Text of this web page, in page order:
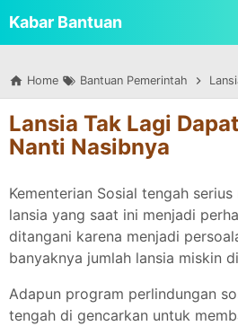
Kabar Bantuan
Home Bantuan Pemerintah Lansia
Lansia Tak Lagi
Nanti Nasibnya
Kementerian Sosial tengah
lansia yang saat ini menjadi
ditangani karena menjadi
banyaknya jumlah lansia miskin
Adapun program perlindungan
tengah di gencarkan untuk